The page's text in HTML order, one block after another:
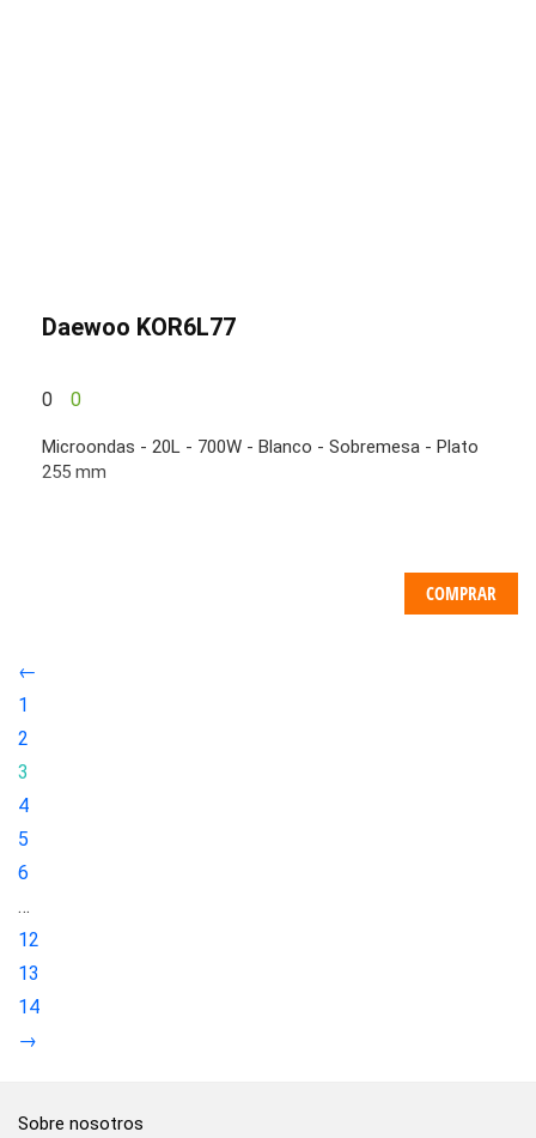
Daewoo KOR6L77
0 0
Microondas - 20L - 700W - Blanco - Sobremesa - Plato
255 mm
COMPRAR
←
1
2
3
4
5
6
…
12
13
14
→
Sobre nosotros